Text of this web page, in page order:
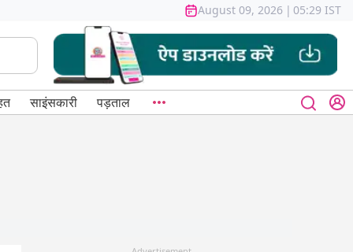
August 09, 2026 | 05:29 IST
साइंसकारी पड़ताल